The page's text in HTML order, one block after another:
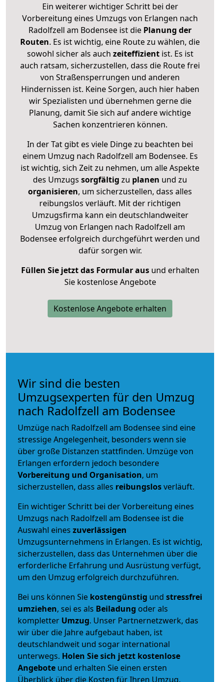
Ein weiterer wichtiger Schritt bei der
Vorbereitung eines Umzugs von Erlangen nach
Radolfzell am Bodensee ist die Planung der
Routen. Es ist wichtig, eine Route zu wählen, die
sowohl sicher als auch zeiteffizientist. Es ist
auch ratsam, sicherzustellen, dass die Route frei
von Straßensperrungen und anderen
Hindernissen ist. Keine Sorgen, auch hier haben
wir Spezialisten und übernehmen gerne die
Planung, damit Sie sich auf andere wichtige
Sachen konzentrieren können.
In der Tat gibt es viele Dinge zu beachten bei
einem Umzug nach Radolfzell am Bodensee. Es
ist wichtig, sich Zeit zu nehmen, um alle Aspekte
des Umzugs sorgfältig zu planen und zu
organisieren, um sicherzustellen, dass alles
reibungslos verläuft. Mit der richtigen
Umzugsfirma kann ein deutschlandweiter
Umzug von Erlangen nach Radolfzell am
Bodensee erfolgreich durchgeführt werden und
dafür sorgen wir.
Füllen Sie jetzt das Formular ausund erhalten
Sie kostenlose Angebote
Kostenlose Angebote erhalten
Wir sind die besten
Umzugsexperten für den Umzug
nach Radolfzell am Bodensee
Umzüge nach Radolfzell am Bodensee sind eine
stressige Angelegenheit, besonders wenn sie
über große Distanzen stattfinden. Umzüge von
Erlangen erfordern jedoch besondere
Vorbereitung und Organisation, um
sicherzustellen, dass alles reibungslosverläuft.
Ein wichtiger Schritt bei der Vorbereitung eines
Umzugs nach Radolfzell am Bodensee ist die
Auswahl eines zuverlässigen
Umzugsunternehmens in Erlangen. Es ist wichtig,
sicherzustellen, dass das Unternehmen über die
erforderliche Erfahrung und Ausrüstung verfügt,
um den Umzug erfolgreich durchzuführen.
Bei uns können Sie kostengünstig und stressfrei
umziehen, sei es als Beiladung oder als
kompletter Umzug. Unser Partnernetzwerk, das
wir über die Jahre aufgebaut haben, ist
deutschlandweit und sogar international
unterwegs. Holen Sie sich jetzt kostenlose
Angebote und erhalten Sie einen ersten
Überblick über die Kosten für Ihren Umzug.